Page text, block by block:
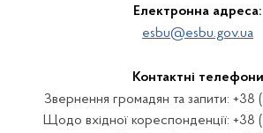
Електронна адреса:
esbu@esbu.gov.ua
Контактні телефони
Звернення громадян та запити: +38
Щодо вхідної кореспонденції: +38